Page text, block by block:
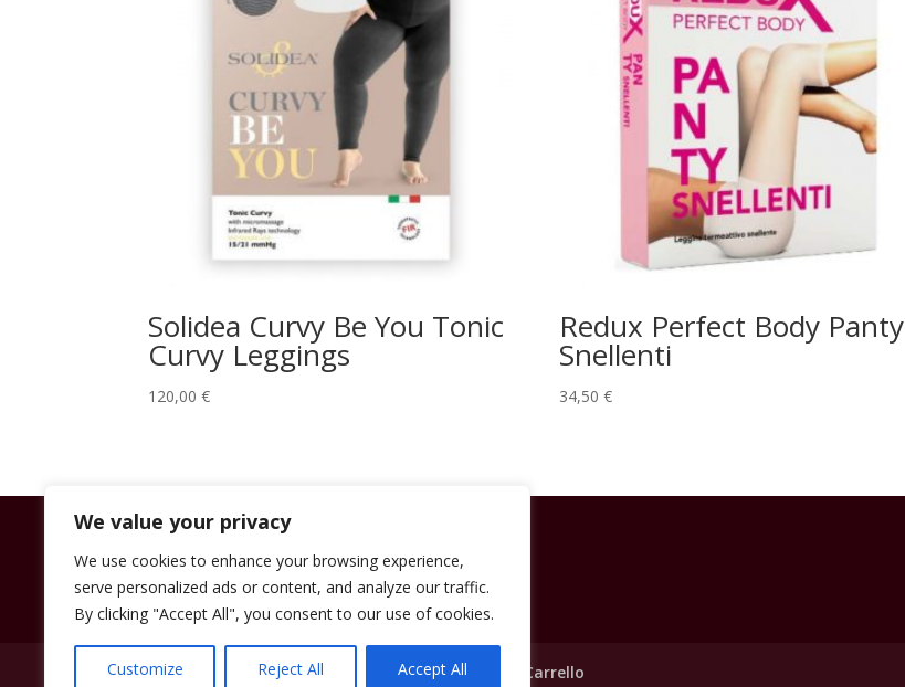
We value your privacy
We use cookies to enhance your browsing experience,
serve personalized ads or content, and analyze our traffic.
By clicking "Accept All", you consent to our use of cookies.
Customize Reject All Accept All
Solidea Curvy Be You Tonic
Curvy Leggings
120,00€
Redux Perfect Body Panty
Snellenti
34,50 €
Contatti News & Eventi Prezzi Shop Carrello